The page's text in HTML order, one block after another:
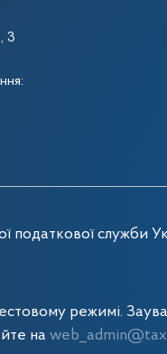
3
податкової служби
режимі.
на